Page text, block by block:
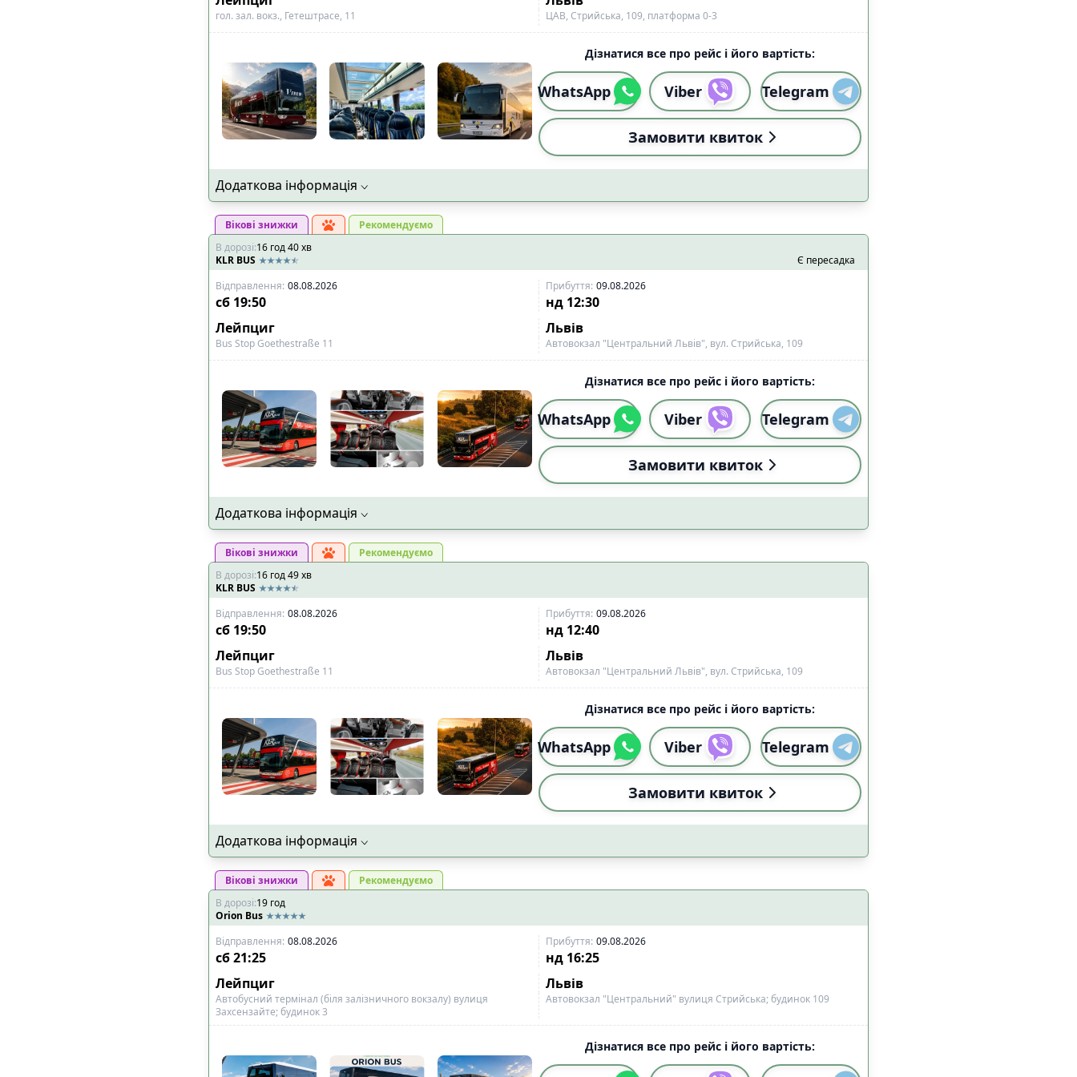
гол. зал. вокз., Гетештрасе, 11 ЦАВ, Стрийська, 109, платформа 0-3
Дізнатися все про рейс і його вартість:
WhatsApp Viber Telegram
Замовити квиток
Додаткова інформація
Вікові знижки
Рекомендуємо
В дорозі:16 год40хв
KLR BUS
Є пересадка
Відправлення: 08.08.2026 Прибуття: 09.08.2026
сб 19:50 нд 12:30
Лейпциг
Львів
Bus Stop Goethestraße 11 Автовокзал "Центральний Львів", вул. Стрийська, 109
Дізнатися все про рейс і його вартість:
WhatsApp Viber Telegram
Замовити квиток
Додаткова інформація
Вікові знижки
Рекомендуємо
В дорозі:16 год49хв
KLR BUS
Відправлення: 08.08.2026 Прибуття: 09.08.2026
сб 19:50 нд 12:40
Лейпциг
Львів
Bus Stop Goethestraße 11 Автовокзал "Центральний Львів", вул. Стрийська, 109
Дізнатися все про рейс і його вартість:
WhatsApp Viber Telegram
Замовити квиток
Додаткова інформація
Вікові знижки
Рекомендуємо
В дорозі:19 год
Orion Bus
Відправлення: 08.08.2026 Прибуття: 09.08.2026
сб21:25 нд 16:25
Лейпциг
Львів
Автобусний термінал (біля залізничного вокзалу) вулиця
Захсензайте; будинок 3
Автовокзал "Центральний" вулиця Стрийська; будинок 109
Дізнатися все про рейс і його вартість: